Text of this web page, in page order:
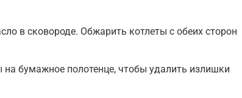
в сковороде. Обжарить котлеты с обеих сторон
бумажное полотенце, чтобы удалить излишки